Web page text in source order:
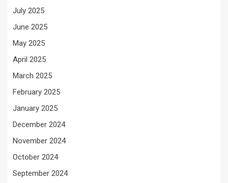
July 2025
June 2025
May 2025
April 2025
March 2025
February 2025
January 2025
December 2024
November 2024
October 2024
September 2024